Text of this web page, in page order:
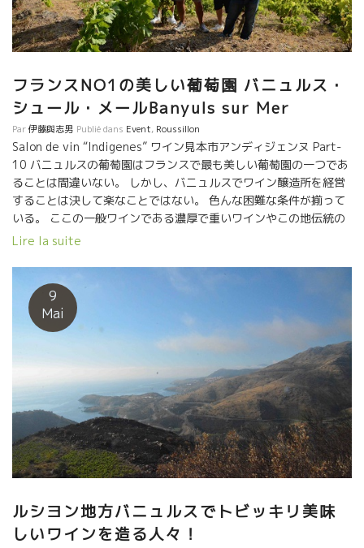
Vierge Rouge ラ・ヴィエルジュ・ルージュ★ ジャン・フラン
ソワと共同で醸すラムールなエモーションが一杯のワイン
★Akoibon アコワボン★ バニュルスのシスト土壌のムールヴェ
フランスNO1の美しい葡萄園 バニュルス・
シュール・メールBanyuls sur Mer
Par伊藤與志男 Publié dans Event, Roussillon
Salon de vin “Indigenes” ワイン見本市アンディジェンヌ Part-
10 バニュルスの葡萄園はフランスで最も美しい葡萄園の一つであ
ることは間違いない。 しかし、バニュルスでワイン醸造所を経営
することは決して楽なことではない。 色んな困難な条件が揃って
いる。 ここの一般ワインである濃厚で重いワインやこの地伝統の
VIN DOUX NATUREL酒精強化ワイン“Banyuls”が売れない。 今ま
造所、農協までもが倒産している。 バニュルスの山の斜面の葡萄
園が引き抜かれたりして景観が変わりつつある。 そんな中でも、
勇敢にも参入してくる人達もいる。 すべて自然派ワインの造り手
だ。 数年前にローヌの有名ネゴシアンが参入したけど、数年で諦
めて撤退している。 理由は簡単だ。 １－急斜面のシスト土壌では
畑仕事が機械化できない。 ２－よって人的労力によるしかない。
人件費がかかる。 ３－その労力に比較して生産量が極端に少な
い。 ４－だから他の地域と比較して価格は当然高くなる。高いと
更に売れない。 この４つをクリアできた醸造家のみが生き残れる
産地である。 将来的に、小規模で特徴あるトビッキリ美味しい自
然派ワインの造り手しか生き残れないだろう。 Bruno DUCHENE
ブルノ・デュシェンヌの発案で始まった醸造CAVEの9 CAVESに
る。 フランスNO1に美しい葡萄園のバニュルスを守るためにも是
非頑張ってもらいたい。 独自でこの地に根を張ろうとして参入し
てきた人達も応援したい。 昨年はピオシュの林さん達が訪問して
Lire la suite
9
Mai
ルシヨン地方バニュルスでトビッキリ美味
しいワインを造る人々！